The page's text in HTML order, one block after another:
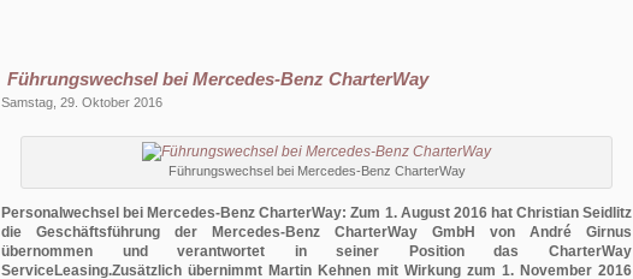
Führungswechsel bei Mercedes-Benz CharterWay
Samstag, 29. Oktober 2016
Führungswechsel bei Mercedes-Benz CharterWay
Personalwechsel bei Mercedes-Benz CharterWay: Zum 1. August 2016 hat Christian Seidlitz
die Geschäftsführung der Mercedes-Benz CharterWay GmbH von André Girnus
übernommen und verantwortet in seiner Position das CharterWay
ServiceLeasing.Zusätzlich übernimmt Martin Kehnen mit Wirkung zum 1. November 2016